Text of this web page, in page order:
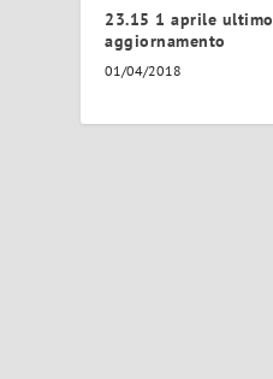
23.15 1 aprile ultimo
aggiornamento
01/04/2018